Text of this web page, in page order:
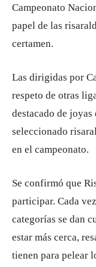
Campeonato
papel de las
certamen.
Las dirigidas por
respeto de otras
destacado de
seleccionado
en el campeonato.
Se confirmó que
participar. Cada
categorías se dan
estar más cerca,
tienen para pelear